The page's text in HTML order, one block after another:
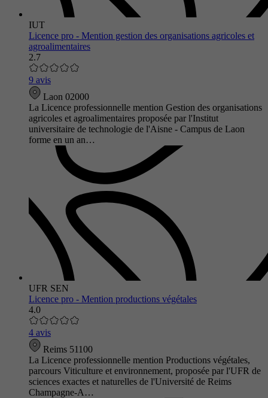
IUT
Licence pro - Mention gestion des organisations agricoles et
agroalimentaires
2.7
9 avis
Laon 02000
La Licence professionnelle mention Gestion des organisations
agricoles et agroalimentaires proposée par l'Institut
universitaire de technologie de l'Aisne - Campus de Laon
forme en un an…
UFR SEN
Licence pro - Mention productions végétales
4.0
4 avis
Reims 51100
La Licence professionnelle mention Productions végétales,
parcours Viticulture et environnement, proposée par l'UFR de
sciences exactes et naturelles de l'Université de Reims
Champagne-A…